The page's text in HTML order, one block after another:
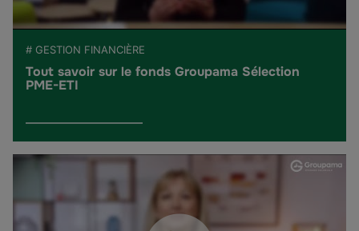
# GESTION FINANCIÈRE
Tout savoir sur le fonds Groupama Sélection
PME-ETI